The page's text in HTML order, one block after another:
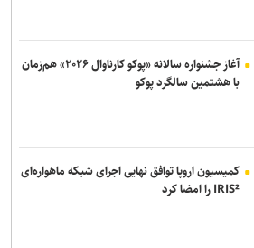
آغاز جشنواره سالانه «پوکو کارناوال ۲۰۲۶» هم‌زمان
با هشتمین سالگرد پوکو
کمیسیون اروپا توافق نهایی اجرای شبکه ماهواره‌ای
IRIS² را امضا کرد